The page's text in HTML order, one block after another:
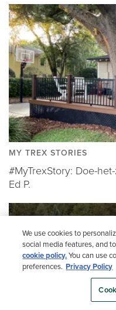
MY TREX STORIES
#MyTrexStory: Doe-
Ed P.
We use cookies to
social media features, and
cookie policy.You can use
preferences. Privacy Policy